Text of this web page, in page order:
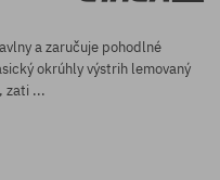
a zaručuje pohodlné
okrúhly výstrih lemovaný
zati ...